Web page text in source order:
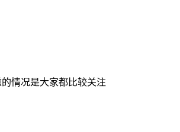
情况是大家都比较关注